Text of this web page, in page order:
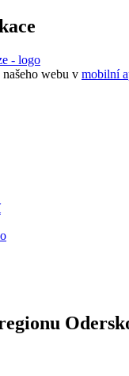
webu v mobilní